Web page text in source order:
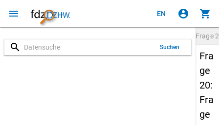
menu EN account_circle shopping_cart
search Suchen
Frage
Fra
ge
20:
Fra
ge